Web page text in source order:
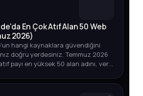
En Çok Atıf Alan 50 Web
2026)
hangi kaynaklara güvendiğini
doğru yerdesiniz. Temmuz 2026
payı en yüksek 50 alan adını, veri